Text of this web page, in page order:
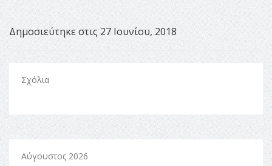
Δημοσιεύτηκε στις 27 Ιουνίου, 2018
Σχόλια
Αύγουστος 2026